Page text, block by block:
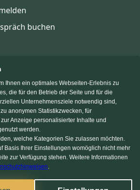
buchen
Bauen.de
Fertighaus.de
Ihnen ein optimales Webseiten-Erlebnis zu
die für den Betrieb der Seite und für die
Unternehmensziele notwendig sind,
anonymen Statistikzwecken, für
Anzeige personalisierter Inhalte und
werden.
welche Kategorien Sie zulassen möchten.
Basis Ihrer Einstellungen womöglich nicht mehr
zur Verfügung stehen. Weitere Informationen
.